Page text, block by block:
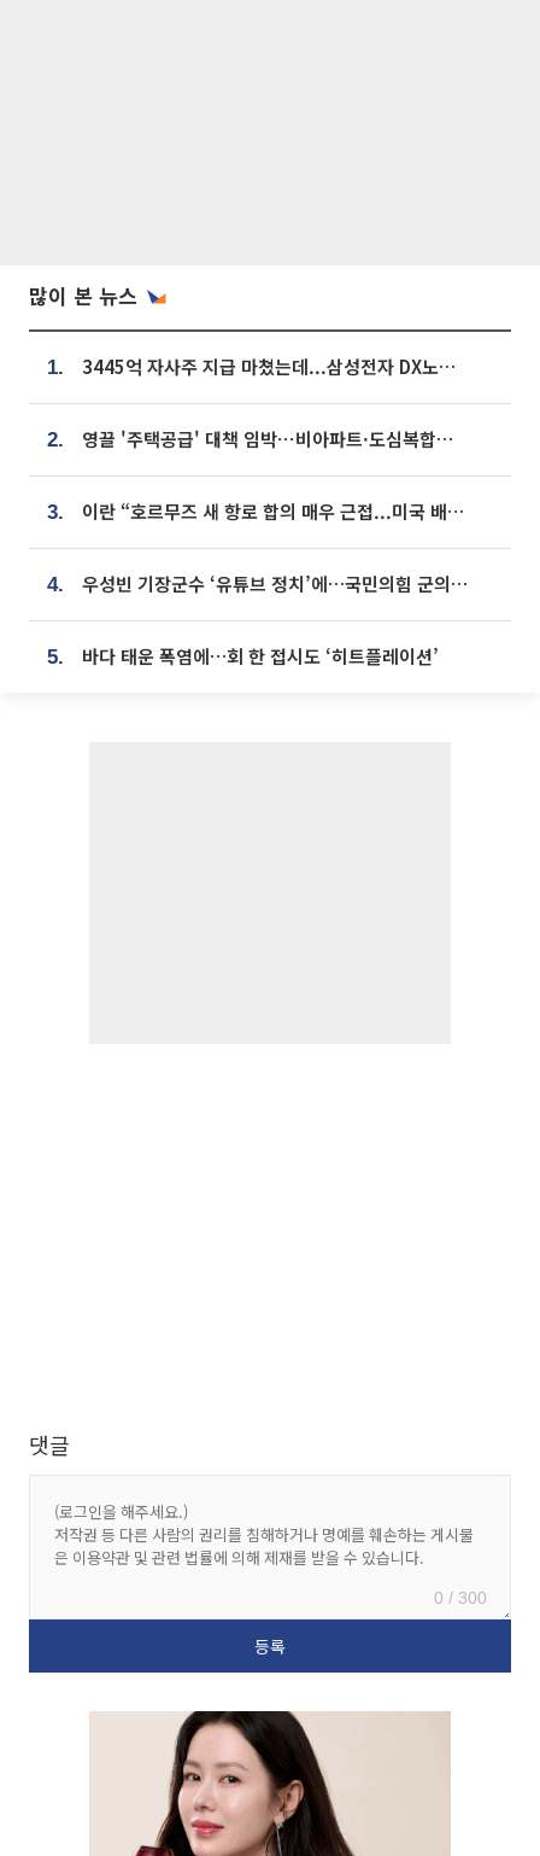
많이 본 뉴스
1. 3445억 자사주 지급 마쳤는데...삼성전자 DX노조, 뒤늦은 '떼쓰기 집회'
2. 영끌 '주택공급' 대책 임박⋯비아파트·도심복합까지 총동원
3. 이란 “호르무즈 새 항로 합의 매우 근접...미국 배상 먼저”
4. 우성빈 기장군수 ‘유튜브 정치’에…국민의힘 군의원들 집단 반발
5. 바다 태운 폭염에…회 한 접시도 ‘히트플레이션’
댓글
0 / 300